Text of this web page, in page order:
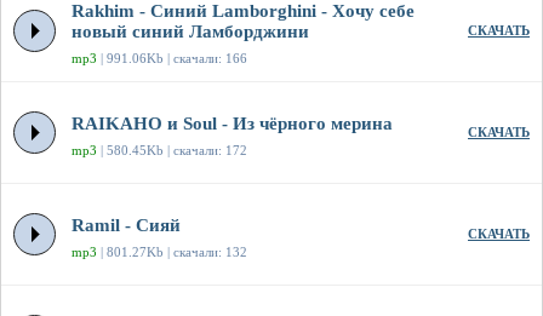
Rakhim - Синий Lamborghini - Хочу себе
новый синий Ламборджини
mp3 | 991.06Kb | скачали: 166
СКАЧАТЬ
RAIKAHO и Soul - Из чёрного мерина
mp3 | 580.45Kb | скачали: 172
СКАЧАТЬ
Ramil - Сияй
mp3 | 801.27Kb | скачали: 132
СКАЧАТЬ